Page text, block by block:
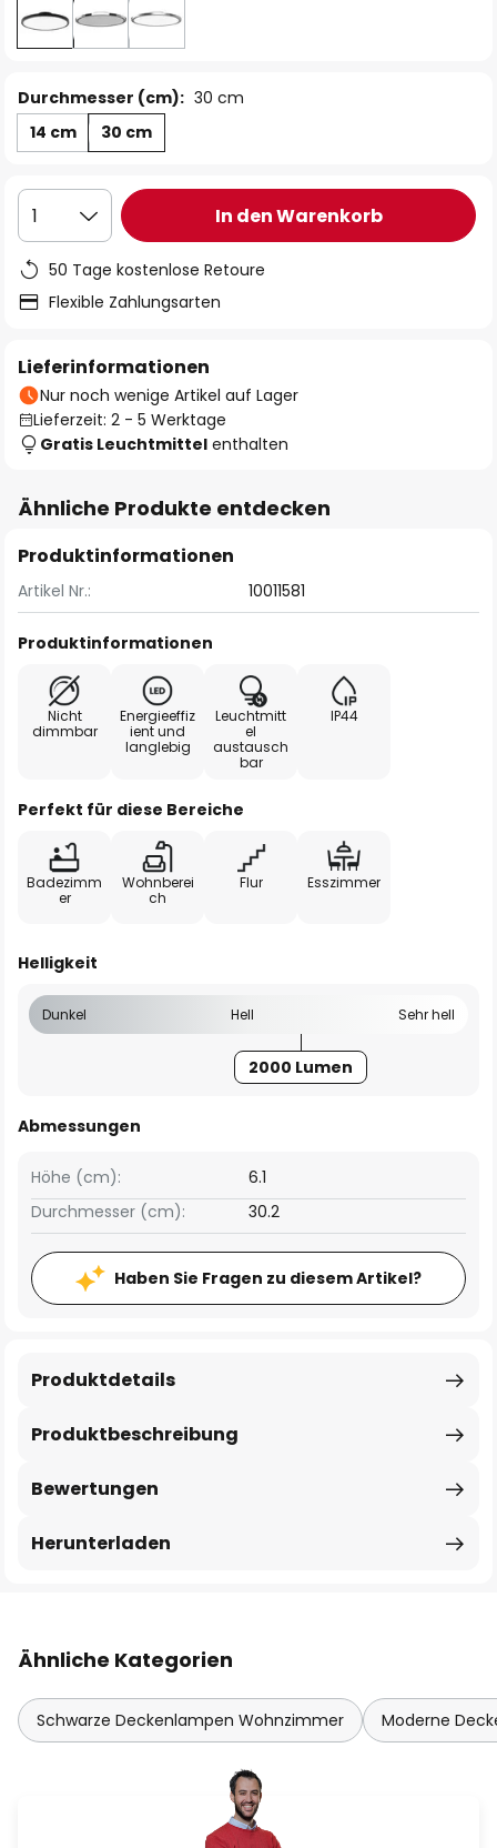
Durchmesser (cm): 30 cm
14 cm
30 cm
1 In den Warenkorb
50 Tage kostenlose Retoure
Flexible Zahlungsarten
Lieferinformationen
Nur noch wenige Artikel auf Lager
Lieferzeit: 2 - 5 Werktage
Gratis Leuchtmittel enthalten
Ähnliche Produkte entdecken
Produktinformationen
Artikel Nr.: 10011581
Produktinformationen
Nicht
dimmbar
Energieeffiz
ient und
langlebig
Leuchtmitt
el
austausch
bar
IP44
Perfekt für diese Bereiche
Badezimm
er
Wohnberei
ch
Flur Esszimmer
Helligkeit
Dunkel Hell Sehr hell
2000 Lumen
Abmessungen
Höhe (cm):
6.1
Durchmesser (cm):
30.2
Haben Sie Fragen zu diesem Artikel?
Produktbeschreibung
Produktdetails
Bewertungen
Herunterladen
Ähnliche Kategorien
Schwarze Deckenlampen Wohnzimmer Moderne